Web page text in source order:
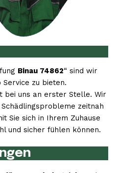
Binau 74862“ sind wir
zu bieten.
bei uns an erster Stelle. Wir
zeitnah
Sie sich in Ihrem Zuhause
und sicher fühlen können.